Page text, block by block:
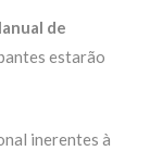
de
estarão
inerentes à